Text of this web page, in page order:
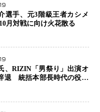
選手、元3階級王者カシメ
、RIZIN「男祭り」出演オ
退 統括本部長時代の役目
えています」と明言